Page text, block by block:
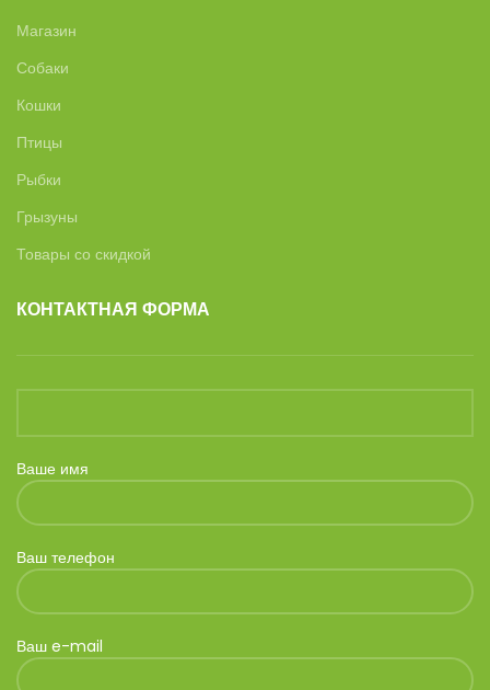
Магазин
Собаки
Кошки
Птицы
Рыбки
Грызуны
Товары со скидкой
КОНТАКТНАЯ ФОРМА
Ваше имя
Ваш телефон
Ваш e-mail